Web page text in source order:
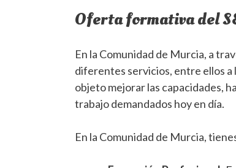
Oferta formativa del
En la Comunidad de Murcia, a
diferentes servicios, entre ellos a
objeto mejorar las capacidades,
trabajo demandados hoy en día.
En la Comunidad de Murcia,